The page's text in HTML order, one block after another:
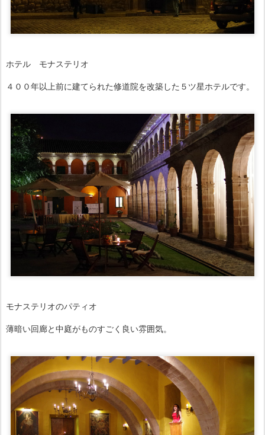
ホテル モナステリオ
４００年以上前に建てられた修道院を改築した５ツ星ホテルです。
モナステリオのパティオ
薄暗い回廊と中庭がものすごく良い雰囲気。